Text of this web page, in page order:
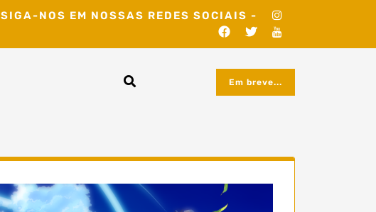
SIGA-NOS EM NOSSAS REDES SOCIAIS -
Em breve...